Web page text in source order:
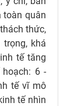
toàn quân
thức,
khá
tế tăng
6 -
tế vĩ mô
tế nhìn